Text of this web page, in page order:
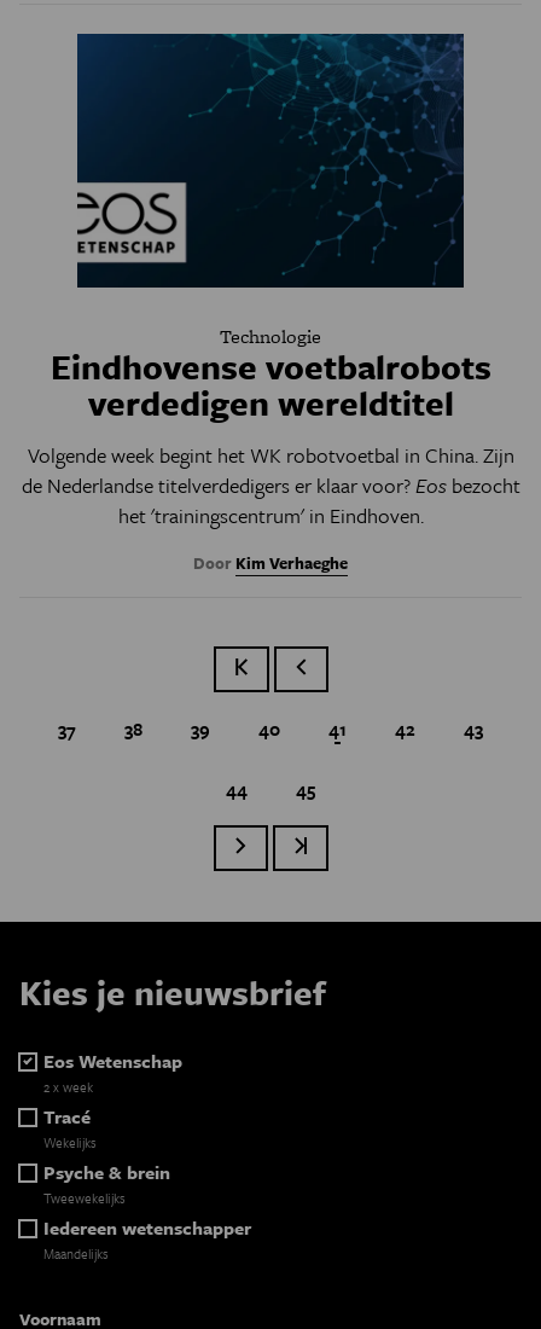
Technologie
Eindhovense voetbalrobots
verdedigen wereldtitel
Volgende week begint het WK robotvoetbal in China. Zijn
de Nederlandse titelverdedigers er klaar voor?Eosbezocht
het 'trainingscentrum' in Eindhoven.
Door Kim Verhaeghe
Paginatie
Eerste paginaVorige pagina
Page
37 Page
38 Page
39 Page
40 Huidige pagina
41 Page
42 Page
43
Page
44 Page
45
Volgende paginaLaatste pagina
Kies je nieuwsbrief
Eos Wetenschap
2 x week
Tracé
Wekelijks
Psyche & brein
Tweewekelijks
Iedereen wetenschapper
Maandelijks
Voornaam